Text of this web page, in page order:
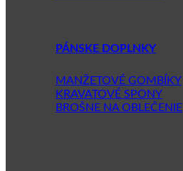
PÁNSKE DOPLNKY
MANŽETOVÉ GOMBÍKY
KRAVATOVÉ SPONY
BROŠNE NA OBLEČENIE